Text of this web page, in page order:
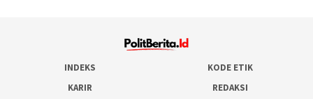
INDEKS
KODE ETIK
KARIR
REDAKSI